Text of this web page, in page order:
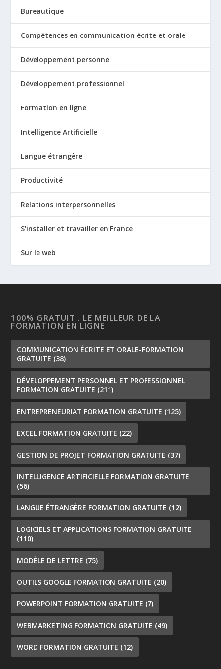
Bureautique
Compétences en communication écrite et orale
Développement personnel
Développement professionnel
Formation en ligne
Intelligence Artificielle
Langue étrangère
Productivité
Relations interpersonnelles
S'installer et travailler en France
Sur le web
100% GRATUIT : LE MEILLEUR DE LA
FORMATION EN LIGNE
COMMUNICATION ÉCRITE ET ORALE-FORMATION
GRATUITE (38)
DÉVELOPPEMENT PERSONNEL ET PROFESSIONNEL
FORMATION GRATUITE (211)
ENTREPRENEURIAT FORMATION GRATUITE (125)
EXCEL FORMATION GRATUITE (22)
GESTION DE PROJET FORMATION GRATUITE (37)
INTELLIGENCE ARTIFICIELLE FORMATION GRATUITE
(56)
LANGUE ÉTRANGÈRE FORMATION GRATUITE (12)
LOGICIELS ET APPLICATIONS FORMATION GRATUITE
(110)
MODÈLE DE LETTRE (75)
OUTILS GOOGLE FORMATION GRATUITE (20)
POWERPOINT FORMATION GRATUITE (7)
WEBMARKETING FORMATION GRATUITE (49)
WORD FORMATION GRATUITE (12)